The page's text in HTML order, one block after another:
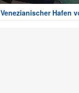
Venezianischer Hafen